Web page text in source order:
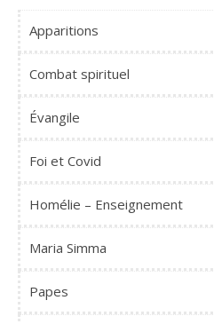
Apparitions
Combat spirituel
Évangile
Foi et Covid
Homélie – Enseignement
Maria Simma
Papes